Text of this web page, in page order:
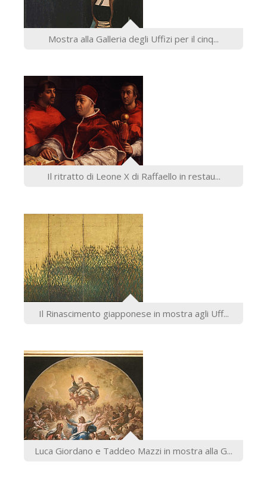
Mostra alla Galleria degli Uffizi per il cinq...
Il ritratto di Leone X di Raffaello in restau...
Il Rinascimento giapponese in mostra agli Uff...
Luca Giordano e Taddeo Mazzi in mostra alla G...